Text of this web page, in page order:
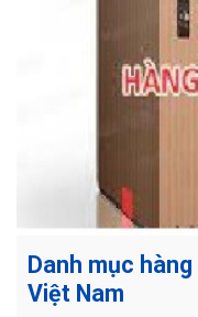
Danh mục
Việt Nam